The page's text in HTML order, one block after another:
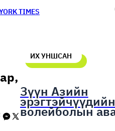
TIMES
ИХ УНШСАН
Зүүн Азийн
эрэгтэйчүүдийн
волейболын
шалгаруулах